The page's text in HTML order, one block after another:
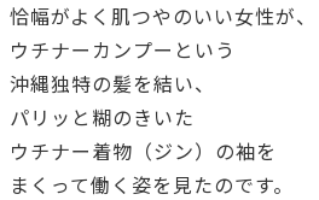
恰幅がよく肌つやのいい女性が、
ウチナーカンプーという
沖縄独特の髪を結い、
パリッと糊のきいた
ウチナー着物（ジン）の袖を
まくって働く姿を見たのです。